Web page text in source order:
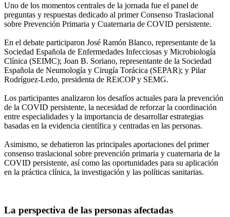
Uno de los momentos centrales de la jornada fue el panel de
preguntas y respuestas dedicado al primer Consenso Traslacional
sobre Prevención Primaria y Cuaternaria de COVID persistente.
En el debate participaron José Ramón Blanco, representante de la
Sociedad Española de Enfermedades Infecciosas y Microbiología
Clínica (SEIMC); Joan B. Soriano, representante de la Sociedad
Española de Neumología y Cirugía Torácica (SEPAR); y Pilar
Rodríguez-Ledo, presidenta de REiCOP y SEMG.
Los participantes analizaron los desafíos actuales para la prevención
de la COVID persistente, la necesidad de reforzar la coordinación
entre especialidades y la importancia de desarrollar estrategias
basadas en la evidencia científica y centradas en las personas.
Asimismo, se debatieron las principales aportaciones del primer
consenso traslacional sobre prevención primaria y cuaternaria de la
COVID persistente, así como las oportunidades para su aplicación
en la práctica clínica, la investigación y las políticas sanitarias.
La perspectiva de las personas afectadas